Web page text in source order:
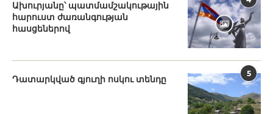
Ախուրյանը՝ պատմամշակութային
հարուստ ժառանգության
հասցեներով
5
Դատարկված գյուղի ոսկու տենդը